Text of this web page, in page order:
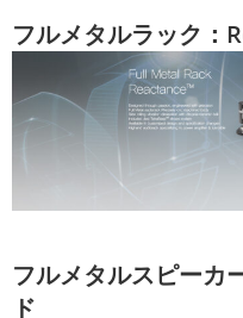
フルメタルラック：
フルメタルスピーカ
ド